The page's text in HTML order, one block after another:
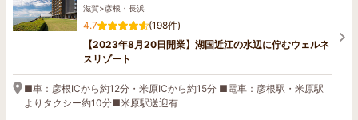
滋賀>彦根・長浜
4.7
(198件)
【2023年8月20日開業】湖国近江の水辺に佇むウェルネ
スリゾート
■車：彦根ICから約12分・米原ICから約15分 ■電車：彦根駅・米原駅
よりタクシー約10分■米原駅送迎有